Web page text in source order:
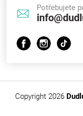
Potřebujete
Copyright 2026